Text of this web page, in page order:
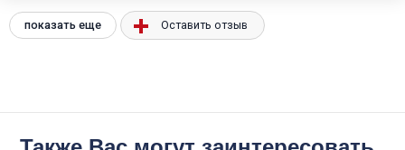
показать еще Оставить отзыв